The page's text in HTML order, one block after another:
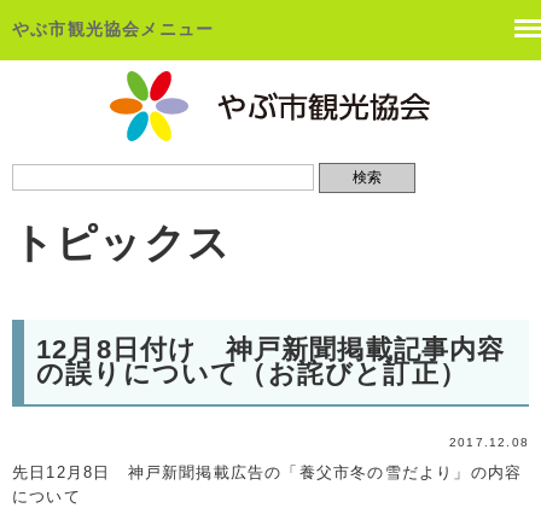
やぶ市観光協会メニュー
トピックス
12月8日付け 神戸新聞掲載記事内容
の誤りについて（お詫びと訂正）
2017.12.08
先日12月8日 神戸新聞掲載広告の「養父市冬の雪だより」の内容
について